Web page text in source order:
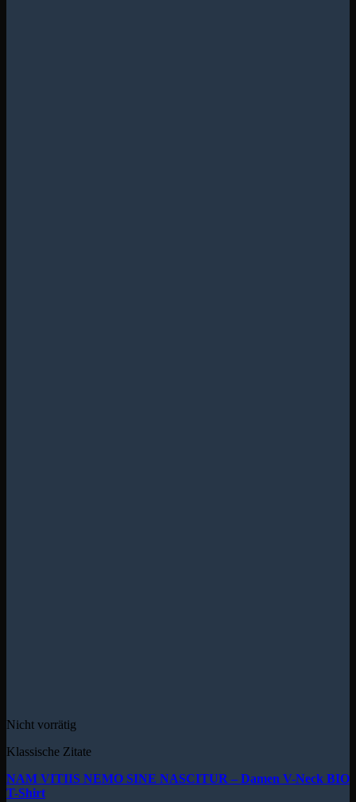
Nicht vorrätig
Klassische Zitate
NAM VITIIS NEMO SINE NASCITUR – Damen V-Neck BIO
T-Shirt